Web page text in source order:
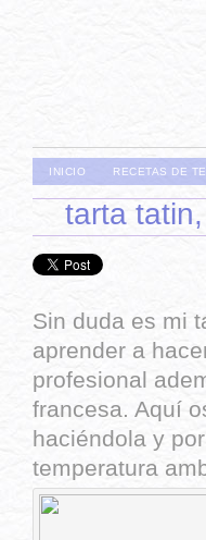
INICIO RECETAS DE
tarta
Sin duda es mi
aprender a
profesional
francesa. Aquí
haciéndola y
temperatura